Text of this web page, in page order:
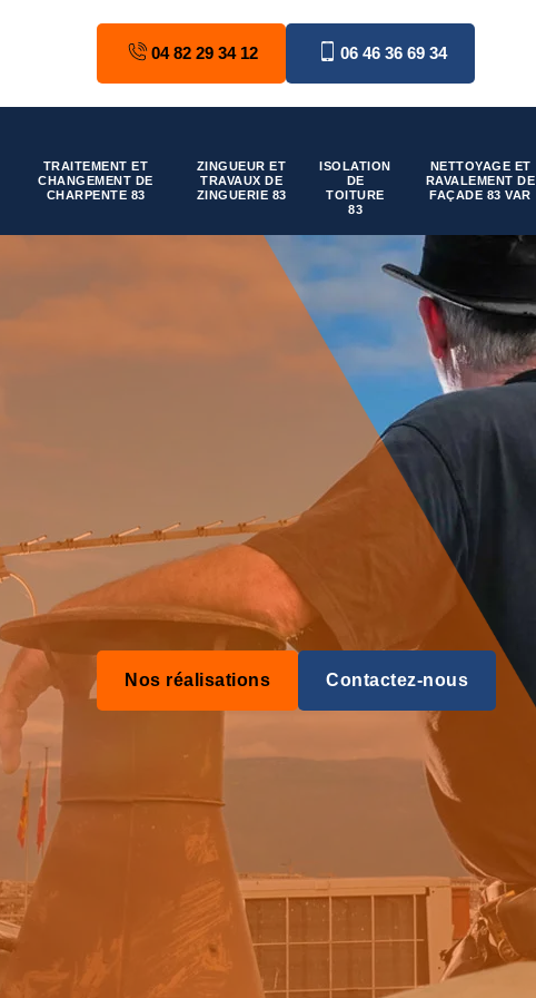
04 82 29 34 12 06 46 36 69 34
TRAITEMENT ET
CHANGEMENT DE
CHARPENTE 83
ZINGUEUR ET
TRAVAUX DE
ZINGUERIE 83
ISOLATION
DE
TOITURE
83
NETTOYAGE ET
RAVALEMENT DE
FAÇADE 83 VAR
Nos réalisations Contactez-nous